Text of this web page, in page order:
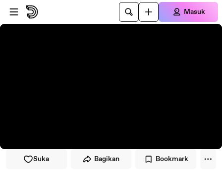
Lewati ke pemutar
Lewatkan ke konten utama
Masuk
Suka Bagikan Bookmark